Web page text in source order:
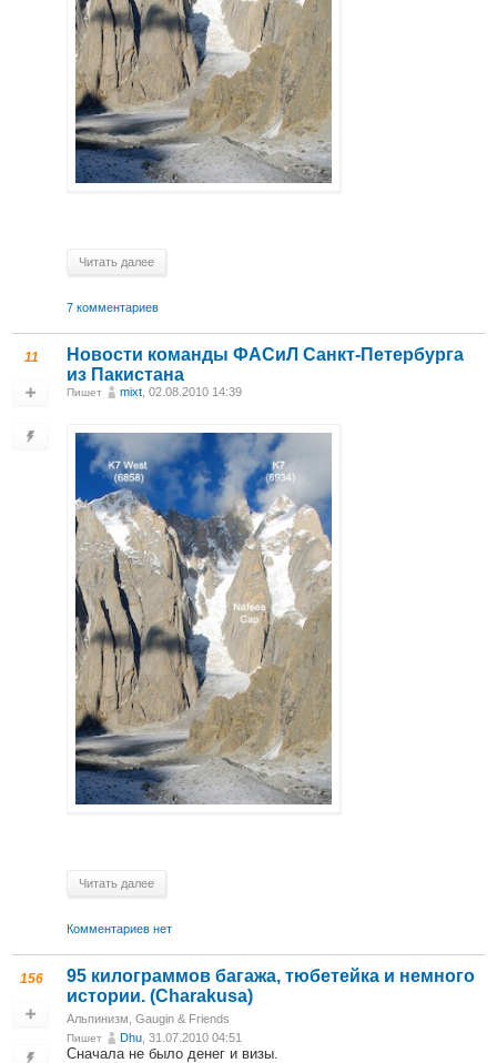
Читать далее
7 комментариев
11
Новости команды ФАСиЛ Санкт-Петербурга
из Пакистана
Пишет mixt , 02.08.2010 14:39
Читать далее
Комментариев нет
156
95 килограммов багажа, тюбетейка и немного
истории. (Charakusa)
Альпинизм Gaugin & Friends
Пишет Dhu , 31.07.2010 04:51
Сначала не было денег и визы.